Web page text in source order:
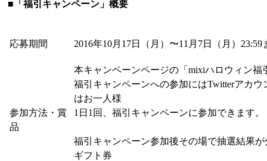
■「福引キャンペーン」概要
応募期間 2016年10月17日（月）〜11月7日（月）23:59
参加方法・賞
品
本キャンペーンページの「mixiハロウィン
福引キャンペーンへの参加にはTwitterアカ
はお一人様
1日1回、福引キャンペーンに参加できます。
福引キャンペーン参加後その場で抽選結果
ギフト券